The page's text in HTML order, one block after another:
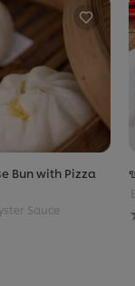
Bun with Pizza
Sauce